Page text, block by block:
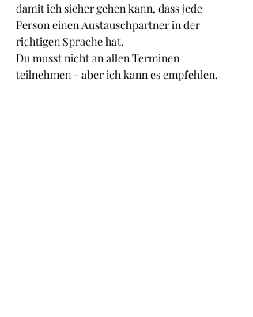
damit ich sicher gehen kann, dass jede
Person einen Austauschpartner in der
richtigen Sprache hat.
Du musst nicht an allen Terminen
teilnehmen - aber ich kann es empfehlen.